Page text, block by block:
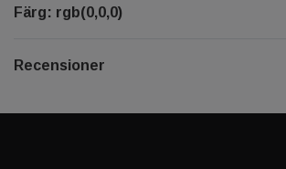
Färg: rgb(0,0,0)
Recensioner